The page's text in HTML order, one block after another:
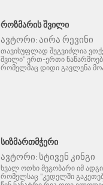
ᲠᲝᲖᲛᲐᲠᲘᲡ ᲨᲕᲘᲚᲘ
ავტორი: აირა რევინი
თავისუფლად შეგვიძლია
შვილი" ერთ-ერთი
რომელმაც დიდი გავლენა
ᲡᲘᲖᲛᲐᲠᲗᲛᲭᲔᲠᲘ
ავტორი: სტივენ კინგი
ხვალ ოთხი მეგობარი იმ
რომელსაც "კედელში